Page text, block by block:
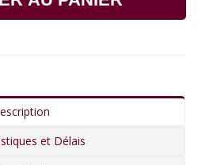
et Délais